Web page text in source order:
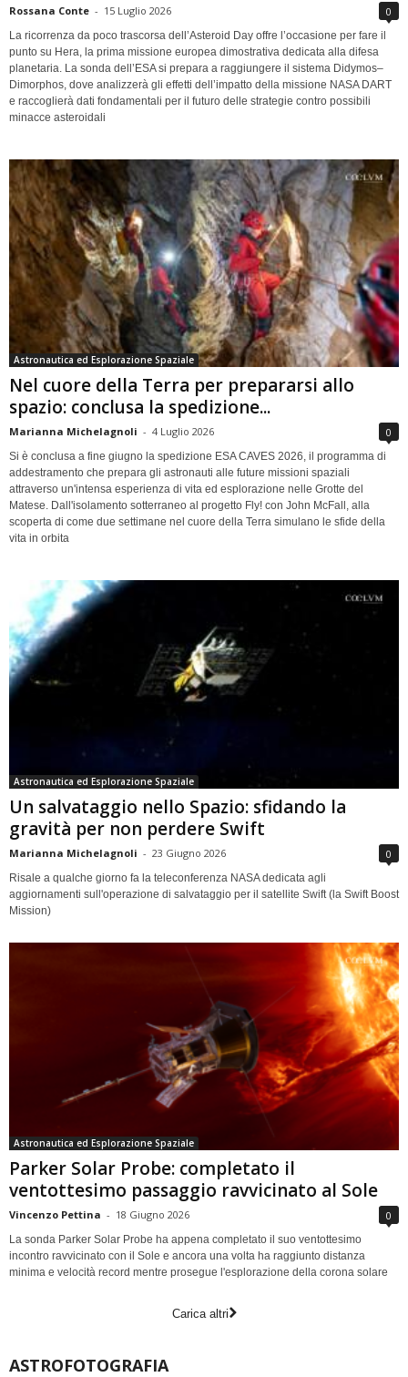
Rossana Conte - 15 Luglio 2026 0
La ricorrenza da poco trascorsa dell’Asteroid Day offre l’occasione per fare il
punto su Hera, la prima missione europea dimostrativa dedicata alla difesa
planetaria. La sonda dell’ESA si prepara a raggiungere il sistema Didymos–
Dimorphos, dove analizzerà gli effetti dell’impatto della missione NASA DART
e raccoglierà dati fondamentali per il futuro delle strategie contro possibili
minacce asteroidali
Astronautica ed Esplorazione Spaziale
Nel cuore della Terra per prepararsi allo
spazio: conclusa la spedizione...
Marianna Michelagnoli - 4 Luglio 2026 0
Si è conclusa a fine giugno la spedizione ESA CAVES 2026, il programma di
addestramento che prepara gli astronauti alle future missioni spaziali
attraverso un'intensa esperienza di vita ed esplorazione nelle Grotte del
Matese. Dall'isolamento sotterraneo al progetto Fly! con John McFall, alla
scoperta di come due settimane nel cuore della Terra simulano le sfide della
vita in orbita
Astronautica ed Esplorazione Spaziale
Un salvataggio nello Spazio: sfidando la
gravità per non perdere Swift
Marianna Michelagnoli - 23 Giugno 2026 0
Risale a qualche giorno fa la teleconferenza NASA dedicata agli
aggiornamenti sull'operazione di salvataggio per il satellite Swift (la Swift Boost
Mission)
Astronautica ed Esplorazione Spaziale
Parker Solar Probe: completato il
ventottesimo passaggio ravvicinato al Sole
Vincenzo Pettina - 18 Giugno 2026 0
La sonda Parker Solar Probe ha appena completato il suo ventottesimo
incontro ravvicinato con il Sole e ancora una volta ha raggiunto distanza
minima e velocità record mentre prosegue l'esplorazione della corona solare
Carica altri
ASTROFOTOGRAFIA